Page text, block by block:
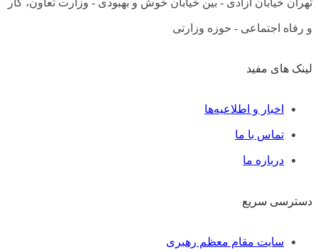
و رفاه اجتماعی - حوزه وزارتی
لینک های مفید
فهرستاخبار و اطلاعیه‌ها
تماس با ما
درباره ما
دسترسی سریع
فهرستسایت مقام معظم رهبری